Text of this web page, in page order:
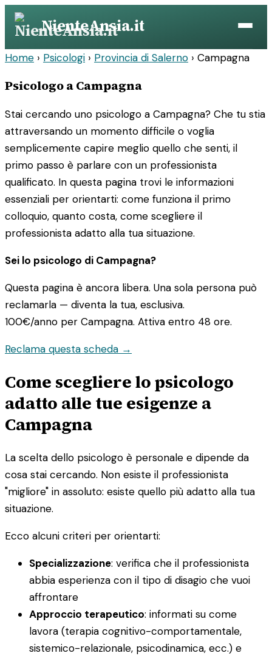
Vai
contenuto
NienteAnsia.it
Home › Psicologi › Provincia di Salerno › Campagna
Psicologo a Campagna
Stai cercando uno psicologo a Campagna? Che tu stia
attraversando un momento difficile o voglia
semplicemente capire meglio quello che senti, il
primo passo è parlare con un professionista
qualificato. In questa pagina trovi le informazioni
essenziali per orientarti: come funziona il primo
colloquio, quanto costa, come scegliere il
professionista adatto alla tua situazione.
Sei lo psicologo di Campagna?
Questa pagina è ancora libera. Una sola persona può
reclamarla — diventa la tua, esclusiva.
100€/anno per Campagna. Attiva entro 48 ore.
Reclama questa scheda →
Come scegliere lo psicologo
adatto alle tue esigenze a
Campagna
La scelta dello psicologo è personale e dipende da
cosa stai cercando. Non esiste il professionista
"migliore" in assoluto: esiste quello più adatto alla tua
situazione.
Ecco alcuni criteri per orientarti:
Specializzazione: verifica che il professionista
abbia esperienza con il tipo di disagio che vuoi
affrontare
Approccio terapeutico: informati su come
lavora (terapia cognitivo-comportamentale,
sistemico-relazionale, psicodinamica, ecc.) e